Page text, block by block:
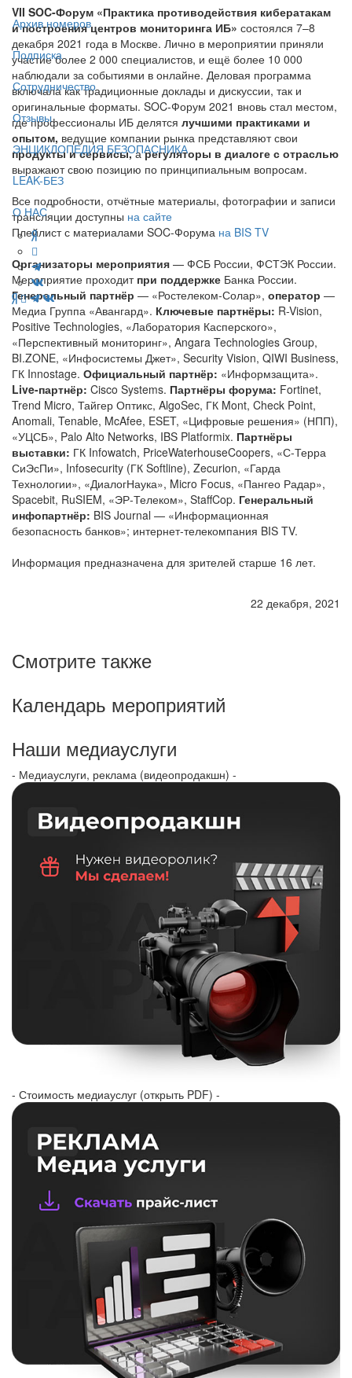
Архив номеров
Подписка
Сотрудничество
Отзывы
ЭНЦИКЛОПЕДИЯ БЕЗОПАСНИКА
LEAK-БЕЗ
О НАС
VII SOC-Форум «Практика противодействия кибератакам
и построения центров мониторинга ИБ» состоялся 7–8
декабря 2021 года в Москве. Лично в мероприятии приняли
участие более 2 000 специалистов, и ещё более 10 000
наблюдали за событиями в онлайне. Деловая программа
включала как традиционные доклады и дискуссии, так и
оригинальные форматы. SOC-Форум 2021 вновь стал местом,
где профессионалы ИБ делятся лучшими практиками и
опытом, ведущие компании рынка представляют свои
продукты и сервисы,арегуляторы в диалоге с отраслью
выражают свою позицию по принципиальным вопросам.
Все подробности, отчётные материалы, фотографии и записи
трансляции доступны на сайте
Плейлист с материалами SOC-Форума на BIS TV
Организаторы мероприятия — ФСБ России, ФСТЭК России.
Мероприятие проходит при поддержке Банка России.
Генеральный партнёр — «Ростелеком-Солар», оператор —
Медиа Группа «Авангард». Ключевые партнёры: R-Vision,
Positive Technologies, «Лаборатория Касперского»,
«Перспективный мониторинг», Angara Technologies Group,
BI.ZONE, «Инфосистемы Джет», Security Vision, QIWI Business,
ГК Innostage. Официальный партнёр: «Информзащита».
Live-партнёр: Cisco Systems. Партнёры форума: Fortinet,
Trend Micro, Тайгер Оптикс, AlgoSec, ГК Mont, Check Point,
Anomali, Tenable, McAfee, ESET, «Цифровые решения» (НПП),
«УЦСБ», Palo Alto Networks, IBS Platformix. Партнёры
выставки: ГК Infowatch, PriceWaterhouseCoopers, «С-Терра
СиЭсПи», Infosecurity (ГК Softline), Zecurion, «Гарда
Технологии», «ДиалогНаука», Micro Focus, «Пангео Радар»,
Spacebit, RuSIEM, «ЭР-Телеком», StaffCop. Генеральный
инфопартнёр: BIS Journal — «Информационная
безопасность банков»; интернет-телекомпания BIS TV.
Информация предназначена для зрителей старше 16 лет.
22 декабря, 2021
Смотрите также
Календарь мероприятий
Наши медиауслуги
- Медиауслуги, реклама (видеопродакшн) -
- Стоимость медиауслуг (открыть PDF) -